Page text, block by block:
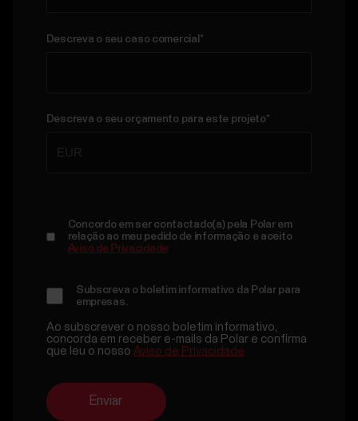
Descreva o seu caso comercial *
Descreva o seu orçamento para este projeto*
Concordo em ser contactado(a) pela Polar em
relação ao meu pedido de informação e aceito
Aviso de Privacidade
Subscreva o boletim informativo da Polar para
empresas.
Ao subscrever o nosso boletim informativo,
concorda em receber e-mails da Polar e confirma
que leu o nosso Aviso de Privacidade